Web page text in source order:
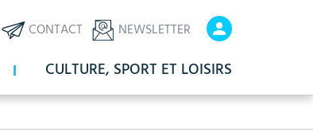
En-
tête
-
En-
tête
Communication
CONTACT NEWSLETTER
CULTURE, SPORT ET LOISIRS